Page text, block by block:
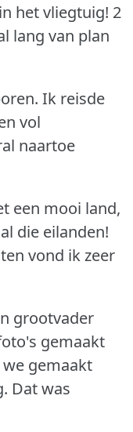
het vliegtuig! 2
lang van plan
Ik reisde
vol
naartoe
een mooi land,
die eilanden!
vond ik zeer
grootvader
gemaakt
gemaakt
Dat was